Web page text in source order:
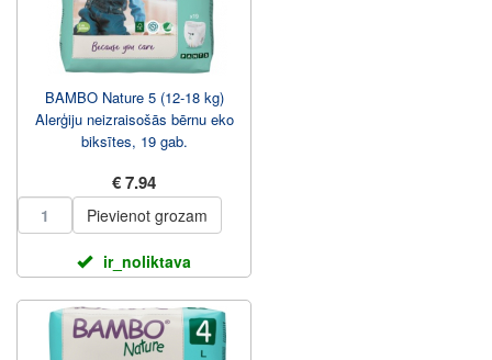
BAMBO Nature 5 (12-18 kg)
Alerģiju neizraisošās bērnu eko
biksītes, 19 gab.
€ 7.94
Pievienot grozam
ir_noliktava